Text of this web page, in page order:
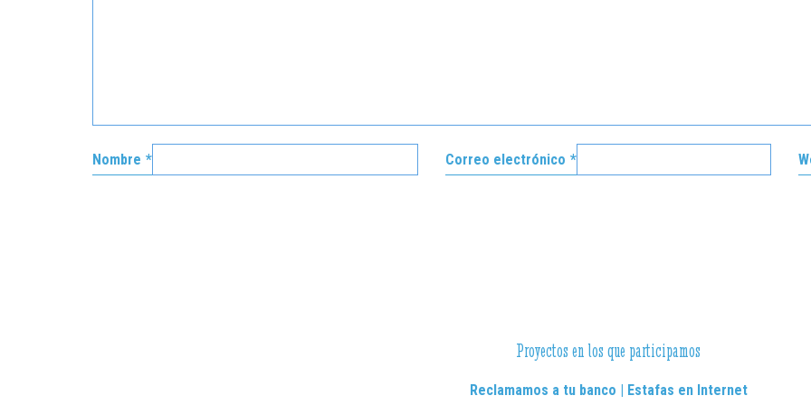
Nombre * Correo electrónico *
Proyectos en los que participamos
Reclamamos a tu banco | Estafas en Internet